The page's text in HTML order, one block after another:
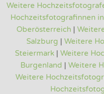
Weitere
Hochzeitsfotografinnen
Oberösterreich |
Salzburg | Weitere
Steiermark | Weitere
Burgenland | Weitere
Weitere